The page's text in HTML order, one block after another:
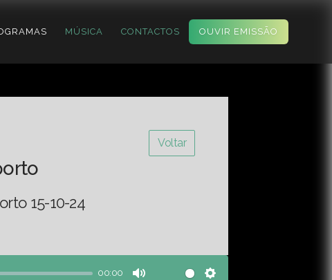
MÚSICA CONTACTOS OUVIR EMISSÃO
Voltar
15-10-24
00:00